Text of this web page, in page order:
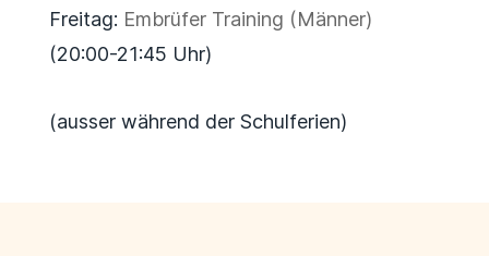
Freitag: Embrüfer Training (Männer)
(20:00-21:45 Uhr)
(ausser während der Schulferien)